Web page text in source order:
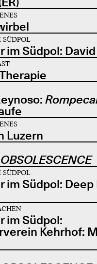
im Südpol:
Luzern
OBSOLESCENCE
im Südpol: Deep
im Südpol:
Kehrhof: